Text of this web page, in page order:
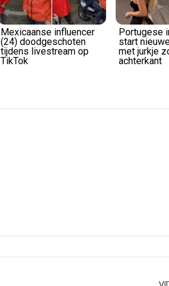
Mexicaanse influencer
(24) doodgeschoten
tijdens livestream op
TikTok
Portugese
start
met jurkje
achterkant